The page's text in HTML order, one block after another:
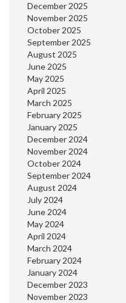
December 2025
November 2025
October 2025
September 2025
August 2025
June 2025
May 2025
April 2025
March 2025
February 2025
January 2025
December 2024
November 2024
October 2024
September 2024
August 2024
July 2024
June 2024
May 2024
April 2024
March 2024
February 2024
January 2024
December 2023
November 2023